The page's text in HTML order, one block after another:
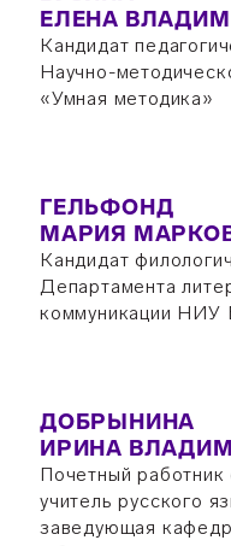
ЕЛЕНА
Кандидат
Научно-
«Умная методика»
ГЕЛЬФОНД
МАРИЯ
Кандидат
Департамента
коммуникации
ДОБРЫНИНА
ИРИНА
Почетный
учитель русского
заведующая